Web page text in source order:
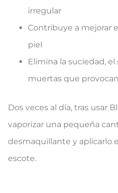
irregular
Contribuye a mejorar
piel
Elimina la suciedad, el
muertas que
Dos veces al día, tras usar
vaporizar una pequeña
desmaquillante y aplicarlo
escote.